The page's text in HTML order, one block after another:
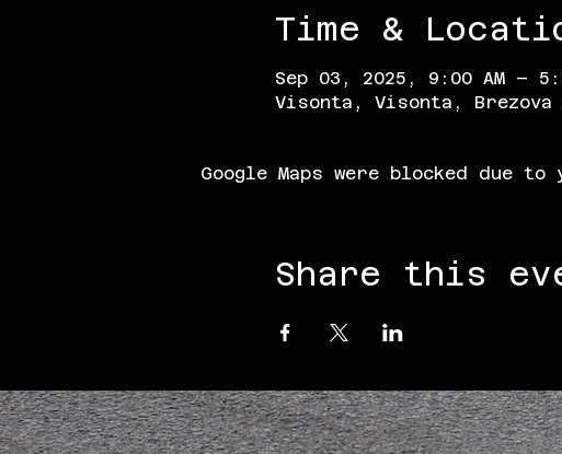
Time &
Sep 03, 2025, 9:00 AM –
Visonta, Visonta, Brezova
Google Maps were blocked due
Share this